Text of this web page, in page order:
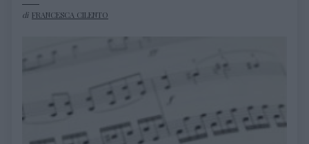
di FRANCESCA CILENTO